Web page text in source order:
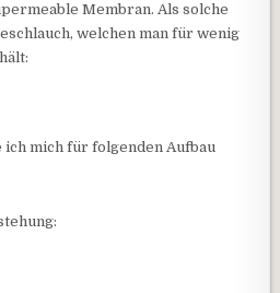
Membran. Als solche
welchen man für wenig
ich mich für folgenden Aufbau